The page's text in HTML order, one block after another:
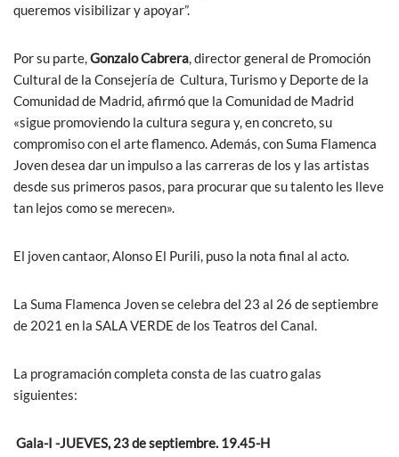
queremos visibilizar y apoyar”.
Por su parte,Gonzalo Cabrera, director general de Promoción
Cultural de la Consejería de Cultura, Turismo y Deporte de la
Comunidad de Madrid, afirmó que la Comunidad de Madrid
«sigue promoviendo la cultura segura y, en concreto, su
compromiso con el arte flamenco. Además, con Suma Flamenca
Joven desea dar un impulso a las carreras de los y las artistas
desde sus primeros pasos, para procurar que su talento les lleve
tan lejos como se merecen».
El joven cantaor, Alonso El Purili, puso la nota final al acto.
La Suma Flamenca Joven se celebra del 23 al 26 de septiembre
de 2021 en la SALA VERDE de los Teatros del Canal.
La programación completa consta de las cuatro galas
siguientes:
Gala-I -JUEVES, 23 de septiembre. 19.45-H